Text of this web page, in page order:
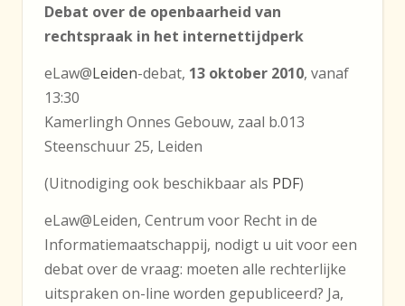
Debat over de openbaarheid van
rechtspraak in het internettijdperk
eLaw@Leiden-debat, 13 oktober 2010, vanaf
13:30
Kamerlingh Onnes Gebouw, zaal b.013
Steenschuur 25, Leiden
(Uitnodiging ook beschikbaar als PDF)
eLaw@Leiden, Centrum voor Recht in de
Informatiemaatschappij, nodigt u uit voor een
debat over de vraag: moeten alle rechterlijke
uitspraken on-line worden gepubliceerd? Ja,